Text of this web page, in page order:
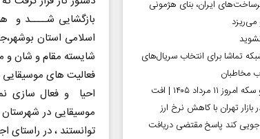
بازگشایی شــــد و
اسلامی استان
شایسته مقام و شان و
فعالیت های
احیا و فعال سازی
موسیقایی در
توانستند ، در
ایران، بنای هژمونی
می‌ریزد
تماشا برای انتخاب سریال‌های
مخاطبان
قیمت طلا و سکه امروز ۱۱ مرداد ۱۴۰۵ | افت
تهران با کاهش نرخ ارز
کند پاسخ مقتضی دریافت